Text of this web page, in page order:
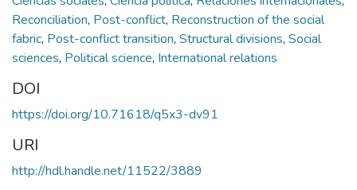
Reconciliation, Post-conflict, Reconstruction of the social
fabric, Post-conflict transition, Structural divisions, Social
sciences, Political science, International relations
DOI
https://doi.org/10.71618/q5x3-dv91
URI
http://hdl.handle.net/11522/3889